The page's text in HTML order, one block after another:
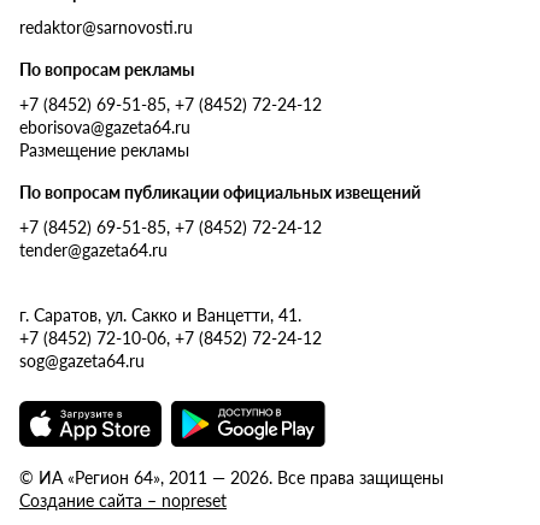
redaktor@sarnovosti.ru
По вопросам рекламы
+7 (8452) 69-51-85, +7 (8452) 72-24-12
eborisova@gazeta64.ru
Размещение рекламы
По вопросам публикации официальных извещений
+7 (8452) 69-51-85, +7 (8452) 72-24-12
tender@gazeta64.ru
г. Саратов, ул. Сакко и Ванцетти, 41.
+7 (8452) 72-10-06, +7 (8452) 72-24-12
sog@gazeta64.ru
© ИА «Регион 64», 2011 — 2026. Все права защищены
Создание сайта – nopreset